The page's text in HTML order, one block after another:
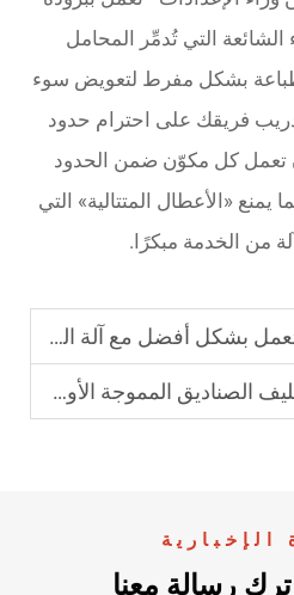
التي تُدمِّر المحامل
بشكل مفرط لتعويض سوء
فريقك على احترام حدود
أن تعمل كل مكوّن ضمن الحدود
يمنع «الأعطال المتتالية» التي
من الخدمة مبكرًا.
أفضل مع آلة التصقيع الأوتوماتيكية؟
المموجة الأوتوماتيكية في خطوط الإنتاج؟
الإخبارية
رسالة معنا